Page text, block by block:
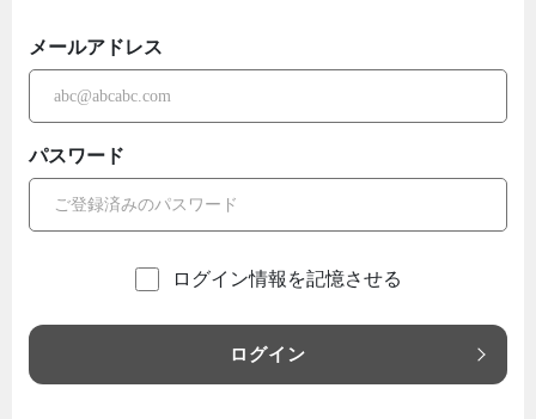
メールアドレス
パスワード
ログイン情報を記憶させる
ログイン